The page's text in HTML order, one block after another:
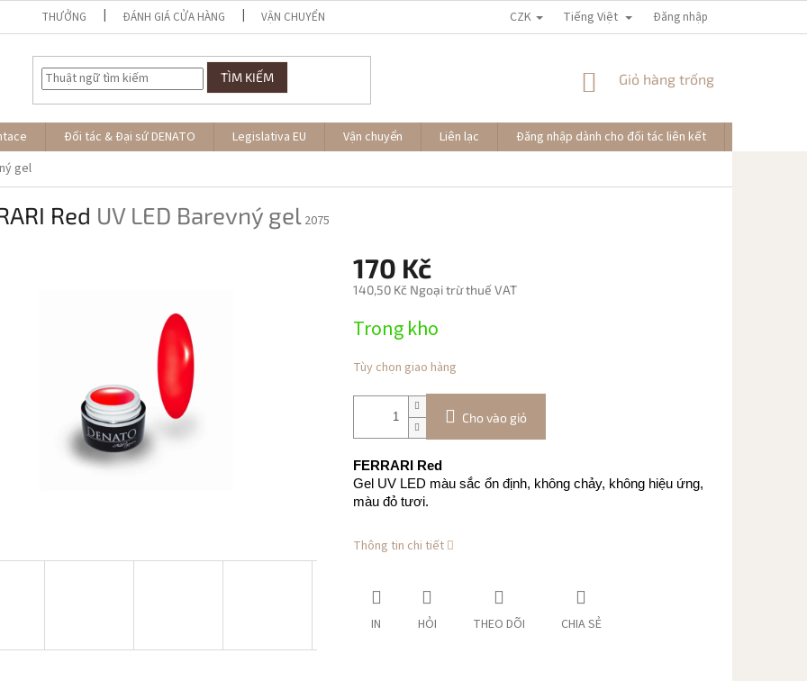
THƯỞNG ĐÁNH GIÁ CỬA HÀNG VẬN CHUYỂN CZK Tiếng Việt Đăng nhập
TÌM KIẾM
GIỎ
Giỏ hàng trống
Đối tác & Đại sứ DENATO Legislativa EU Vận chuyển Liên lạc Đăng nhập dành cho đối tác liên kết
gel
Red UV LED Barevný gel 2075
170 Kč
140,50 Kč Ngoại trừ thuế VAT
đo
Trong kho
Tùy chọn giao hàng
Cho vào giỏ
FERRARI Red
Gel UV LED màu sắc ổn định, không chảy, không hiệu ứng,
màu đỏ tươi.
Thông tin chi tiết
IN HỎI THEO DÕI CHIA SẺ